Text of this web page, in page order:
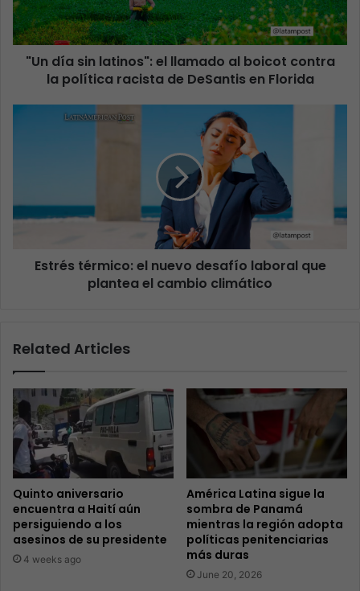
"Un día sin latinos": el llamado al boicot contra
la política racista de DeSantis en Florida
Estrés térmico: el nuevo desafío laboral que
plantea el cambio climático
Related Articles
Quinto aniversario
encuentra a Haití aún
persiguiendo a los
asesinos de su presidente
4 weeks ago
América Latina sigue la
sombra de Panamá
mientras la región adopta
políticas penitenciarias
más duras
June 20, 2026